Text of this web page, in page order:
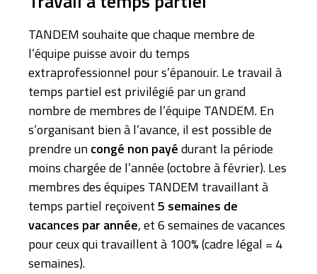
TANDEM souhaite que chaque membre de
l’équipe puisse avoir du temps
extraprofessionnel pour s’épanouir. Le travail à
temps partiel est privilégié par un grand
nombre de membres de l’équipe TANDEM. En
s’organisant bien à l’avance, il est possible de
prendre uncongé non payédurant la période
moins chargée de l’année (octobre à février). Les
membres des équipes TANDEM travaillant à
temps partiel reçoivent5 semaines de
vacances par année, et 6 semaines de vacances
pour ceux qui travaillent à 100% (cadre légal = 4
semaines).